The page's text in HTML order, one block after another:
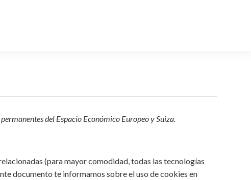
del Espacio Económico Europeo y Suiza.
(para mayor comodidad, todas las tecnologías
documento te informamos sobre el uso de cookies en